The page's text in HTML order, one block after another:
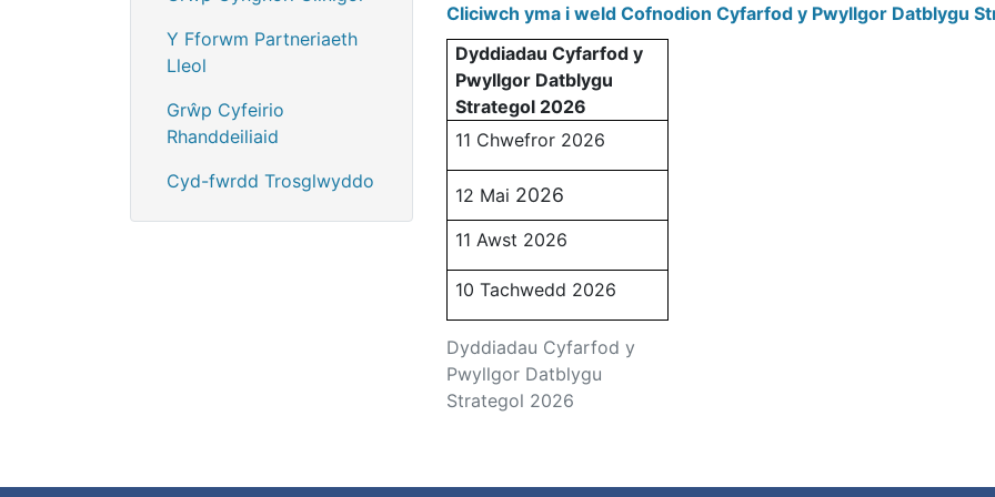
Y Fforwm Partneriaeth
Lleol
Grŵp Cyfeirio
Rhanddeiliaid
Cyd-fwrdd Trosglwyddo
Cliciwch yma i weld Cofnodion Cyfarfod y Pwyllgor Datblygu
Dyddiadau Cyfarfod y
Pwyllgor Datblygu
Strategol 2026
Dyddiadau Cyfarfod y
Pwyllgor Datblygu
Strategol 2026
11 Chwefror 2026
12 Mai 2026
11 Awst 2026
10 Tachwedd 2026